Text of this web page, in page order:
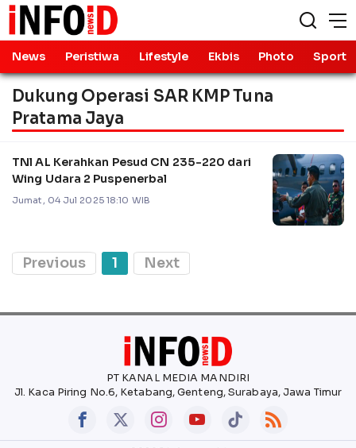
News Peristiwa Lifestyle Ekbis Photo Sport
Dukung Operasi SAR KMP Tuna
Pratama Jaya
TNl AL Kerahkan Pesud CN 235-220 dari
Wing Udara 2 Puspenerbal
Jumat, 04 Jul 2025 18:10 WIB
Previous 1 Next
PT KANAL MEDIA MANDIRI
Jl. Kaca Piring No.6, Ketabang, Genteng, Surabaya, Jawa Timur